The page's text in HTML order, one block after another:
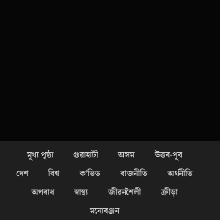
মূখ্য পৃষ্ঠা গুৱাহাটী অসম
উত্তৰ-পূব
দেশ
বিশ্ব ক’ভিড ৰাজনীতি
অৰ্থনীতি
অপৰাধ
স্বাস্থ্য জীৱনশৈলী
ক্ৰীড়া
মনোৰঞ্জন